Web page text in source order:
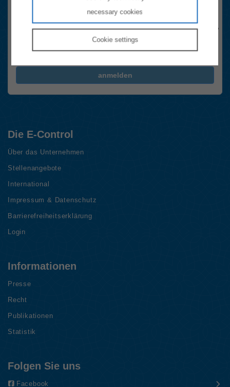
necessary cookies
Cookie settings
Die E-Control
Über das Unternehmen
Stellenangebote
International
Impressum & Datenschutz
Barrierefreiheitserklärung
Login
Informationen
Presse
Recht
Publikationen
Statistik
Folgen Sie uns
Facebook
Hier klicken
FriendlyCaptcha ⇗
Ja, Newsletter abonnieren.
Datenschutzhinweisehabe ich gelesen.
FriendlyCaptcha Checkbox (keine Interaktion)
anmelden